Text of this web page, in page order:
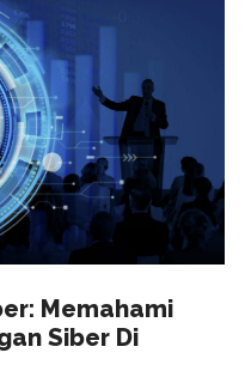
Memahami
Siber Di